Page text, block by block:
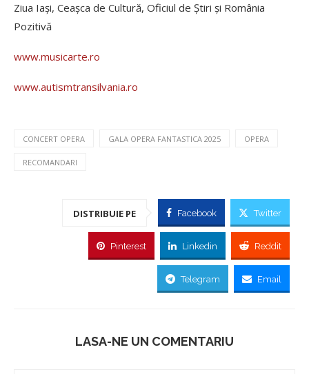
Ziua Iași, Ceașca de Cultură, Oficiul de Știri și România
Pozitivă
www.musicarte.ro
www.autismtransilvania.ro
CONCERT OPERA GALA OPERA FANTASTICA 2025 OPERA
RECOMANDARI
DISTRIBUIE PE Facebook Twitter
Pinterest Linkedin Reddit
Telegram Email
LASA-NE UN COMENTARIU